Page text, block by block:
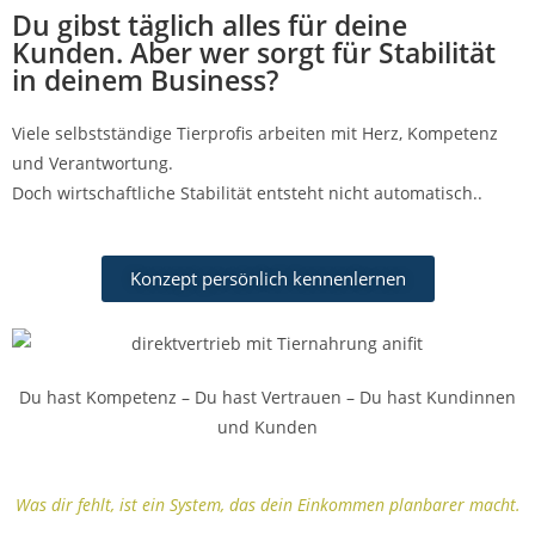
Du gibst täglich alles für deine
Kunden. Aber wer sorgt für Stabilität
in deinem Business?
Viele selbstständige Tierprofis arbeiten mit Herz, Kompetenz
und Verantwortung.
Doch wirtschaftliche Stabilität entsteht nicht automatisch..
Konzept persönlich kennenlernen
Du hast Kompetenz – Du hast Vertrauen – Du hast Kundinnen
und Kunden
Was dir fehlt, ist ein System, das dein Einkommen planbarer macht.